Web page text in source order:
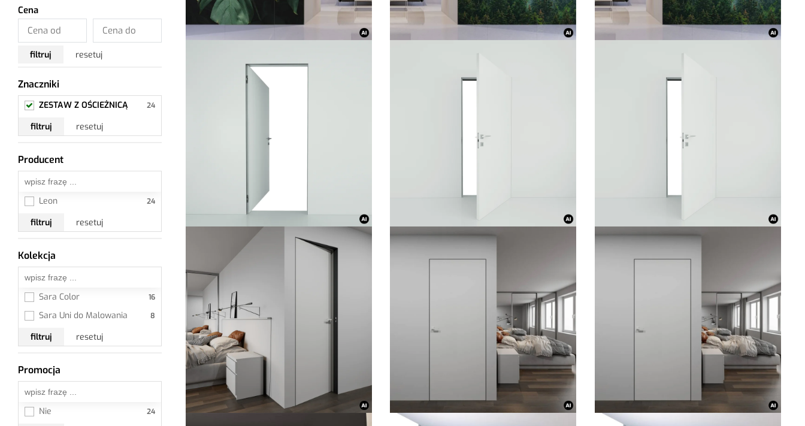
Cena
filtruj resetuj
Znaczniki
ZESTAW Z OŚCIEŻNICĄ
filtruj
resetuj
Producent
Leon
filtruj
resetuj
Kolekcja
Sara Color
Sara Uni do Malowania
filtruj
resetuj
Promocja
Nie